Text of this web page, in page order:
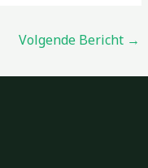
Volgende Bericht →